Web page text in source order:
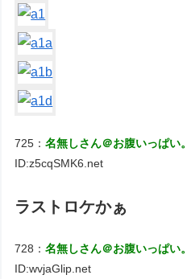
725：名無しさん＠お腹いっぱい。
ID:z5cqSMK6.net
ラストロケかぁ
728：名無しさん＠お腹いっぱい。
ID:wvjaGlip.net